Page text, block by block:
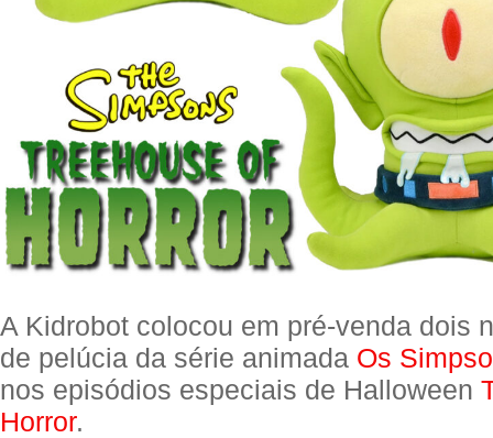
A Kidrobot colocou em pré-venda dois
de pelúcia da série animada Os
nos episódios especiais de Halloween
Horror.